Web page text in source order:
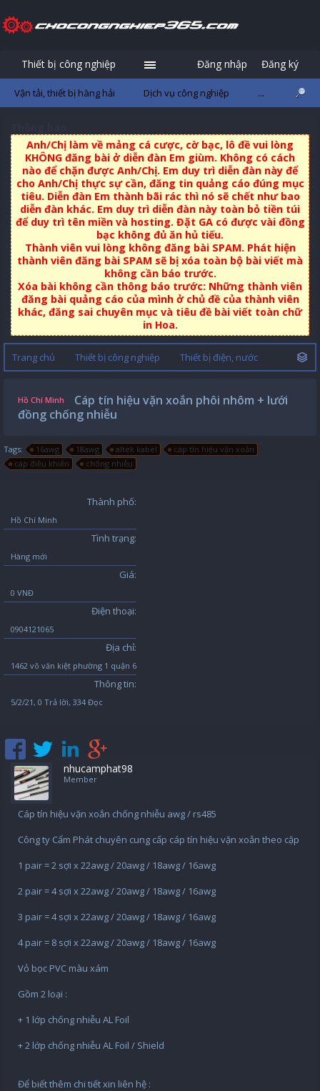
Anh/Chị làm về mảng cá cược, cờ bạc, lô đề vui lòng
KHÔNG đăng bài ở diễn đàn Em giùm. Không có cách
nào để chặn được Anh/Chị. Em duy trì diễn đàn này để
cho Anh/Chị thực sự cần, đăng tin quảng cáo đúng mục
tiêu. Diễn đàn Em thành bãi rác thì nó sẽ chết như bao
diễn đàn khác. Em duy trì diễn đàn này toàn bỏ tiền túi
để duy trì tên miền và hosting. Đặt GA có được vài đồng
bạc không đủ ăn hủ tiếu.
Thành viên vui lòng không đăng bài SPAM. Phát hiện
thành viên đăng bài SPAM sẽ bị xóa toàn bộ bài viết mà
không cần báo trước.
Xóa bài không cần thông báo trước: Những thành viên
đăng bài quảng cáo của mình ở chủ đề của thành viên
khác, đăng sai chuyên mục và tiêu đề bài viết toàn chữ
in Hoa.
Trang chủ Thiết bị công nghiệp Thiết bị điện, nước
Hồ Chí Minh
Cáp tín hiệu vặn xoắn phôi nhôm + lưới
đồng chống nhiễu
Tags: 16awg 18awg altek kabel
cáp tín hiệu vặn xoắn
cáp điều khiển
chống nhiễu
Thành phố:
Hồ Chí Minh
Tình trạng:
Hàng mới
Giá:
0 VNĐ
Điện thoại:
0904121065
Địa chỉ:
1462 võ văn kiệt phường 1 quận 6
Thông tin:
5/2/21, 0 Trả lời, 334 Đọc
nhucamphat98
Member
Cáp tín hiệu vặn xoắn chống nhiễu awg / rs485
Công ty Cẩm Phát chuyên cung cấp cáp tín hiệu vặn xoắn theo cặp
1 pair = 2 sợi x 22awg / 20awg / 18awg / 16awg
2 pair = 4 sợi x 22awg / 20awg / 18awg / 16awg
3 pair = 4 sợi x 22awg / 20awg / 18awg / 16awg
4 pair = 8 sợi x 22awg / 20awg / 18awg / 16awg
Vỏ bọc PVC màu xám
Gồm 2 loại :
+ 1 lớp chống nhiễu AL Foil
+ 2 lớp chống nhiễu AL Foil / Shield
Để biết thêm chi tiết xin liên hệ :
Thiết bị công nghiệp
Vận tải, thiết bị hàng hải Dịch vụ công nghiệp ...
Đăng nhập Đăng ký